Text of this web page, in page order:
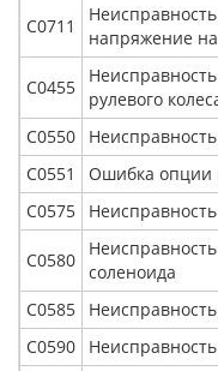
С0711
напряжение
С0455
рулевого
С0550
С0551
Ошибка опции
С0575
С0580
соленоида
С0585
С0590